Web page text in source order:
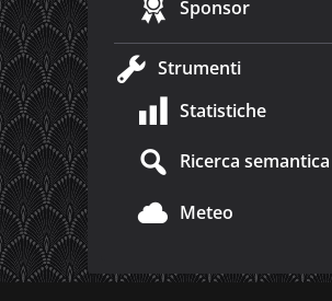
Sponsor
Strumenti
Statistiche
Ricerca semantica
Meteo